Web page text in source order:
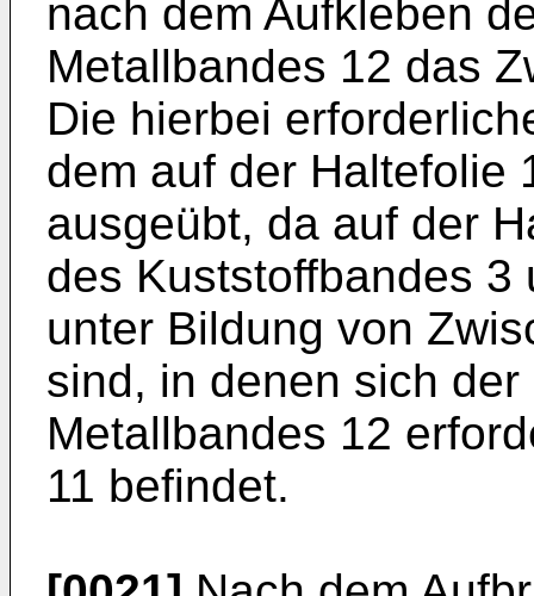
nach dem Aufkleben
Metallbandes 12 das
Die hierbei
dem auf der Haltefolie
ausgeübt, da auf der
des Kuststoffbandes
unter Bildung von
sind, in denen sich
Metallbandes 12
11 befindet.